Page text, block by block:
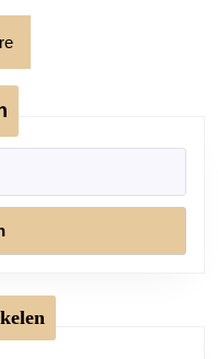
Read
More